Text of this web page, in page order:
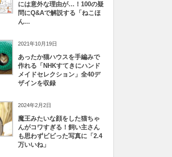
には意外な理由が…！100の疑
問にQ&Aで解説する「ねこほ
ん...
2021年10月19日
あったか猫ハウスを手編みで
作れる「NHKすてきにハンド
メイドセレクション」全40デ
ザインを収録
2024年2月2日
魔王みたいな顔をした猫ちゃ
んがコワすぎる！飼い主さん
も思わずビビった写真に「2.4
万いいね」